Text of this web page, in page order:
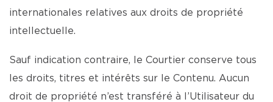
internationales relatives aux droits de propriété
intellectuelle.
Sauf indication contraire, le Courtier conserve tous
les droits, titres et intérêts sur le Contenu. Aucun
droit de propriété n’est transféré à l’Utilisateur du